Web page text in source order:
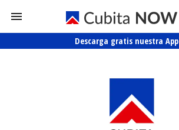
Descarga gratis nuestra App